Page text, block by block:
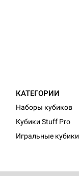
КАТЕГОРИИ
Наборы кубиков
Кубики Stuff Pro
Игральные кубики
World Монстры